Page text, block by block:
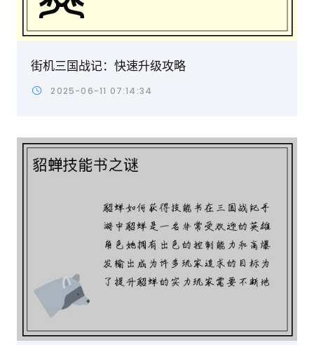
街机三国战记：快速升级攻略
2025-06-11 07:14:34